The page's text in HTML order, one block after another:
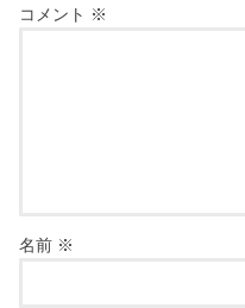
コメント ※
名前 ※